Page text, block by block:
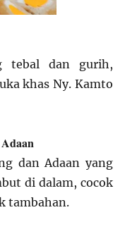
tebal dan gurih,
khas Ny. Kamto
dan Adaan yang
di dalam, cocok
tambahan.